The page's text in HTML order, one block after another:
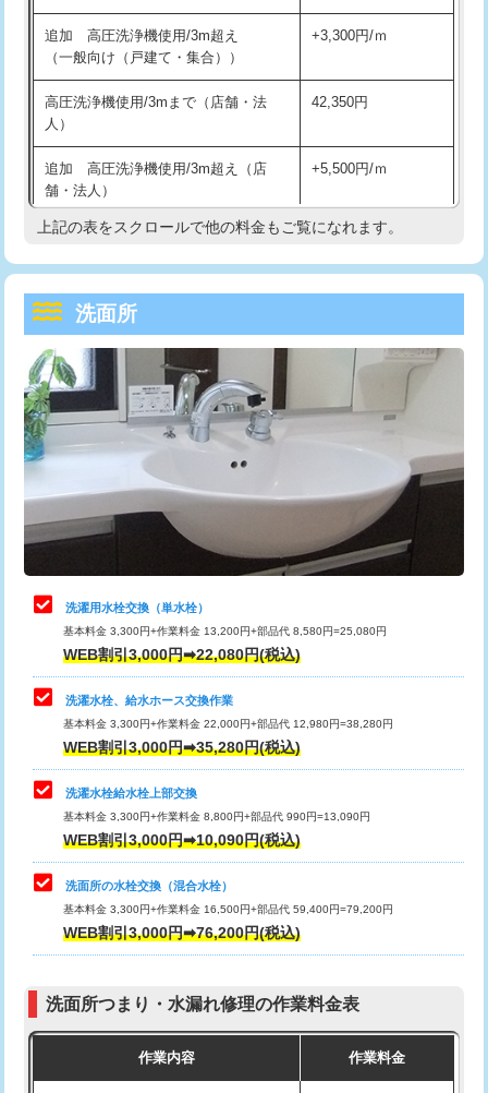
マス交換（深さ50㎝以上） 66,000円
コンクリート斫り（厚さ10㎝まで） 27,500円
コンクリート斫り（厚さ10㎝超え）
モルタル補修（厚さ10㎝まで）
モルタル補修（厚さ10㎝超え） 38,500円
洗面台設置 38,500円
追加人工
廃棄・処分 現場見積
※給水管工事は20mmまでの価格です。
持込商品取付（混合水栓） 16,500円
給水管工事※（ホール加工)
給水管工事※（バンド止め) 3,300円
給水管工事※（支持金具設置) 5,500円
給水管工事※（保温材使用（バンド止
め込み）)
5,500円
給水管工事※（土の掘削・埋め戻し作
業)
11,000円
給水管工事※（塩ビ管（VP・HI）使
用/3ｍまで)
33,000円
給水管工事※（塩ビ管（VP・HI）使
用（追加）/3ｍ超え)
給水管工事※（ライニング鋼管・銅
管・ポリ管・HT管使用/3ｍまで)
44,000円
給水管工事※（ライニング鋼管・銅
管・ポリ管・HT管使用/3ｍ超え)
排水管工事（土の掘削・埋め戻し作
業）
排水管工事（排水管工事/3ｍまで） 55,000円
排水管工事（追加 排水管工事/3ｍ超
え）
マス交換（土の掘削・埋め戻し作業）
マス交換（深さ50㎝未満）
マス交換（深さ50㎝以上）
モルタル補修（厚さ10㎝まで） 27,500円
追加 高圧洗浄機使用/3m超え
（一般向け（戸建て・集合））
+3,300円/ｍ
高圧洗浄機使用/3mまで（店舗・法
人）
42,350円
追加 高圧洗浄機使用/3m超え（店
舗・法人）
+5,500円/ｍ
高度高圧洗浄換 現地調査
トーラー機使用/3mまで
追加トーラー機使用/3m超え +3,300円
カメラ調査 33,000円
桝清掃
止水・漏水調査・防水処理・清掃・修
理・調整・分解・加工など（軽作業）
11,000円
止水・漏水調査・防水処理・清掃・修
理・調整・分解・加工など（中作業）
22,000円
止水・漏水調査・防水処理・清掃・修
理・調整・分解・加工など（重作業）
33,000円
キッチンタンク脱着
その他部品の脱着
交換・取付（タンク）
交換・取付(単水栓（壁付・デッキ
式）)
交換・取付(混合水栓（壁付・デッキ
式・ワンホール）)
16,500円+材料費
（P/S/ポップアップ））
交換・取付（その他部品） 11,000円+材料費
持込商品取付（単水栓） 13,200円
上記の表をスクロールで他の料金もご覧になれます。
洗面所
洗濯用水栓交換（単水栓）
基本料金 3,300円+作業料金 13,200円+部品代 8,580円=25,080円
WEB割引3,000円➡22,080円(税込)
洗濯水栓、給水ホース交換作業
基本料金 3,300円+作業料金 22,000円+部品代 12,980円=38,280円
WEB割引3,000円➡35,280円(税込)
洗濯水栓給水栓上部交換
基本料金 3,300円+作業料金 8,800円+部品代 990円=13,090円
WEB割引3,000円➡10,090円(税込)
洗面所の水栓交換（混合水栓）
基本料金 3,300円+作業料金 16,500円+部品代 59,400円=79,200円
WEB割引3,000円➡76,200円(税込)
洗面所つまり・水漏れ修理の作業料金表
作業内容 作業料金